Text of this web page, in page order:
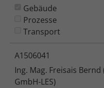
Gebäude
Prozesse
Transport
A1506041
Ing. Mag. Freisais
GmbH-LES)